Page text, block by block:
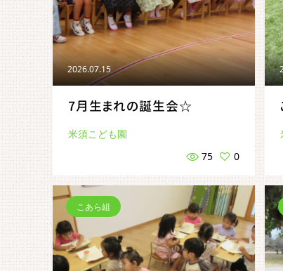
2026.07.15
7月生まれの誕生会☆
米須こども園
75
0
こあら組